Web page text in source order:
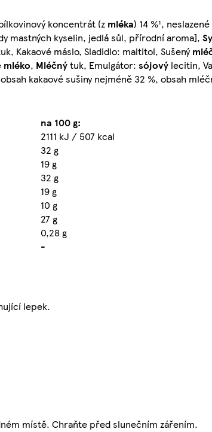
koncentrát (z mléka) 14 %¹,
mastných kyselin, jedlá sůl, přírodní aroma],
Kakaové máslo, Sladidlo: maltitol, Sušený
mléko, Mléčnýtuk, Emulgátor: sójový lecitin,
kakaové sušiny nejméně 32 %, obsah
na 100 g:
2111 kJ / 507 kcal
32 g
19 g
32 g
19 g
10 g
27 g
0,28 g
-
lepek.
místě. Chraňte před slunečním zářením.